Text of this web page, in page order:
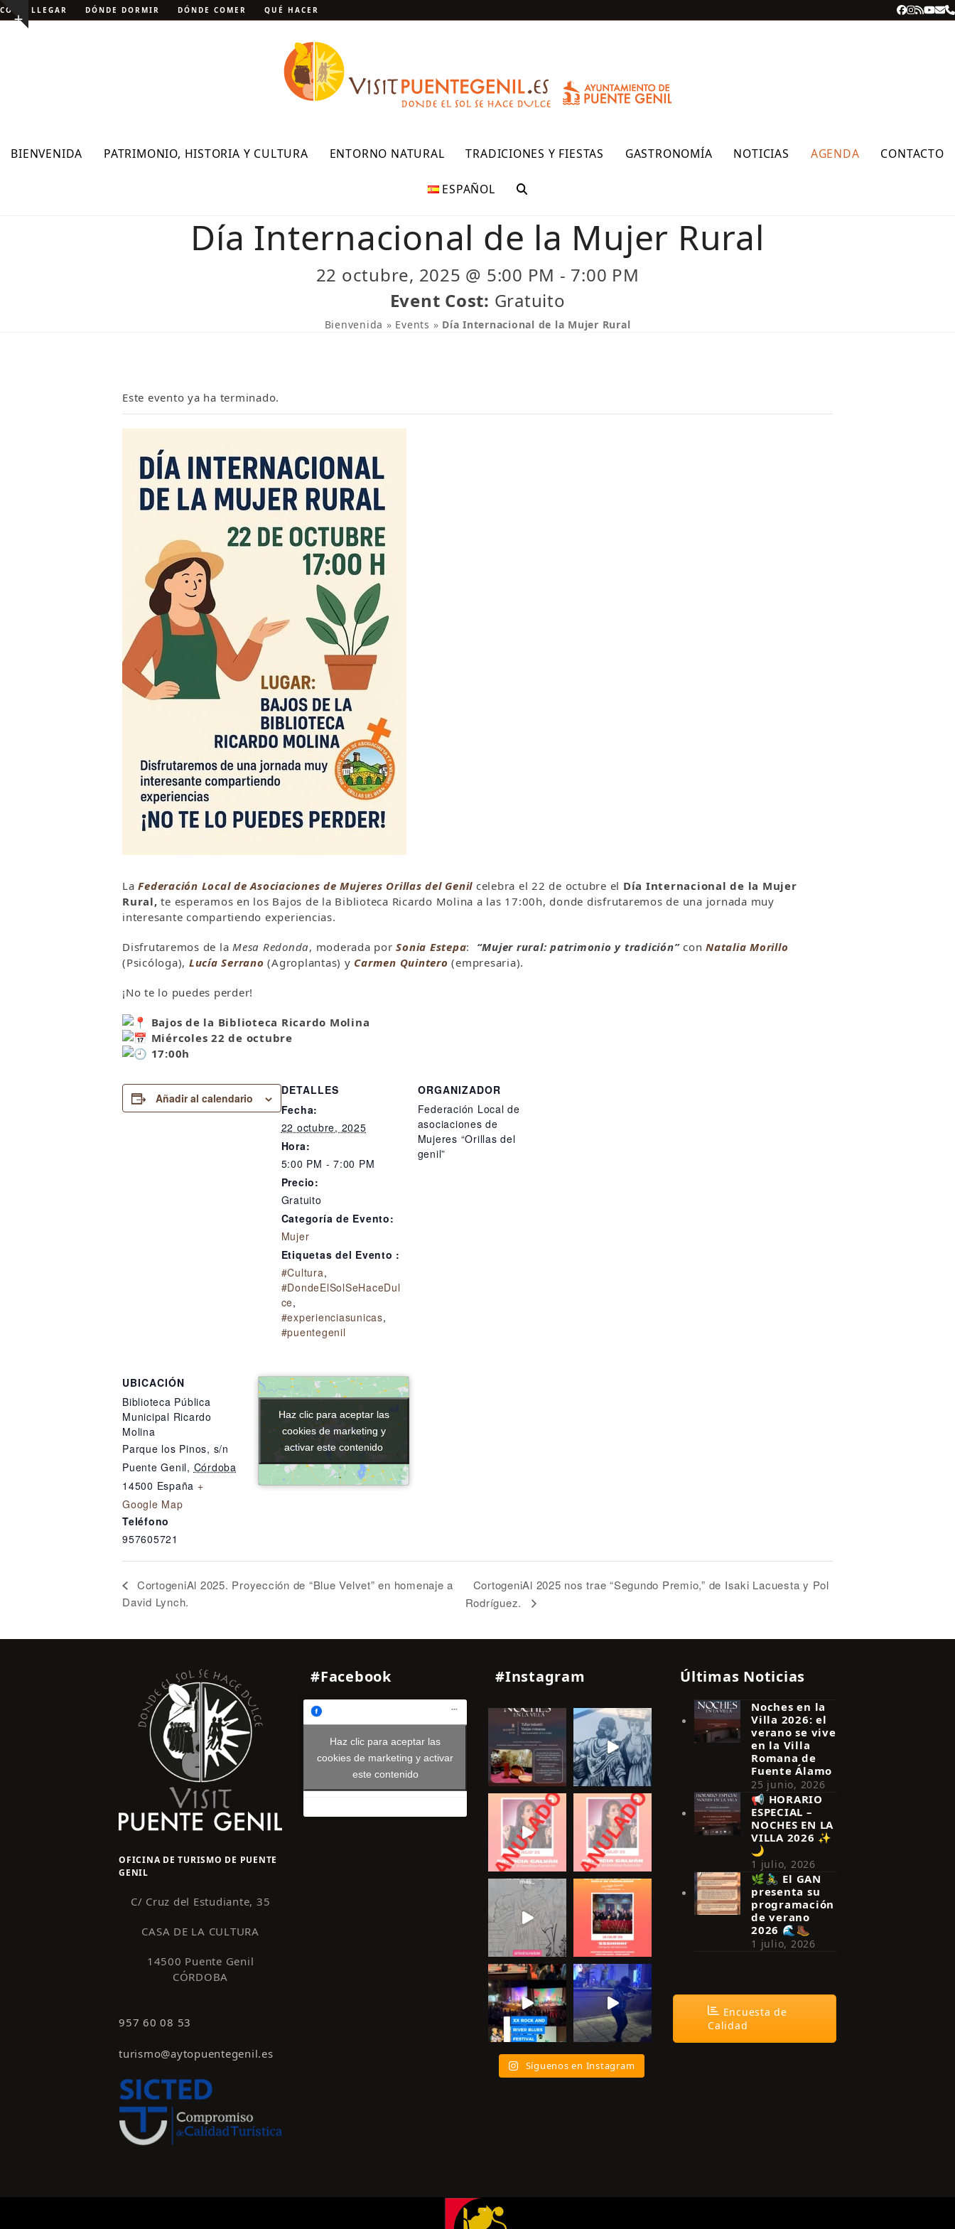
Skip
to Show
CÓMO LLEGAR DÓNDE DORMIR DÓNDE COMER QUÉ HACER Facebook
RSS
BIENVENIDA PATRIMONIO, HISTORIA Y CULTURA ENTORNO NATURAL TRADICIONES Y FIESTAS GASTRONOMÍA NOTICIAS AGENDA CONTACTO
ESPAÑOL
Día Internacional de la Mujer Rural
22 octubre, 2025 @ 5:00 PM - 7:00 PM
Event Cost: Gratuito
Bienvenida » Events » Día Internacional de la Mujer Rural
Este evento ya ha terminado.
La Federación Local de Asociaciones deMujeres Orillas del Genil celebra el 22 de octubre el Día Internacional de la Mujer
Rural,te esperamos en los Bajos de la Biblioteca Ricardo Molina a las 17:00h, donde disfrutaremos de una jornada muy
interesante compartiendo experiencias.
Disfrutaremos de la Mesa Redonda, moderada porSonia Estepa: “Mujer rural: patrimonio y tradición”con Natalia Morillo
(Psicóloga), Lucía Serrano (Agroplantas) y Carmen Quintero (empresaria).
¡No te lo puedes perder!
Bajos de la Biblioteca Ricardo Molina
Miércoles 22 de octubre
17:00h
Añadir al calendario
DETALLES
Fecha:
22 octubre, 2025
Hora:
5:00 PM - 7:00 PM
Precio:
Gratuito
Categoría de Evento:
Mujer
Etiquetas del Evento :
#Cultura,
#DondeElSolSeHaceDul
ce,
#experienciasunicas,
#puentegenil
ORGANIZADOR
Federación Local de
asociaciones de
Mujeres “Orillas del
genil”
UBICACIÓN
Biblioteca Pública
Municipal Ricardo
Molina
Parque los Pinos, s/n
Puente Genil, Córdoba
14500 España +
Google Map
Teléfono
957605721
Haz clic para aceptar las
cookies de marketing y
activar este contenido
Haz clic para aceptar las
cookies de marketing y
activar este contenido
CortogeniAl 2025. Proyección de “Blue Velvet” en homenaje a
David Lynch.
CortogeniAl 2025 nos trae “Segundo Premio,” de Isaki Lacuesta y Pol
Rodríguez.
OFICINA DE TURISMO DE PUENTE
GENIL
C/ Cruz del Estudiante, 35
CASA DE LA CULTURA
14500 Puente Genil
CÓRDOBA
957 60 08 53
turismo@aytopuentegenil.es
#Facebook
Haz clic para aceptar las
cookies de marketing y activar
este contenido
#Instagram
Síguenos en Instagram
Últimas Noticias
Noches en la
Villa 2026: el
verano se vive
en la Villa
Romana de
Fuente Álamo
25 junio, 2026
📢 HORARIO
ESPECIAL –
NOCHES EN LA
VILLA 2026 ✨
🌙
1 julio, 2026
🌿🚴‍♂️ El GAN
presenta su
programación
de verano
2026 🌊🥾
1 julio, 2026
Encuesta de
Calidad